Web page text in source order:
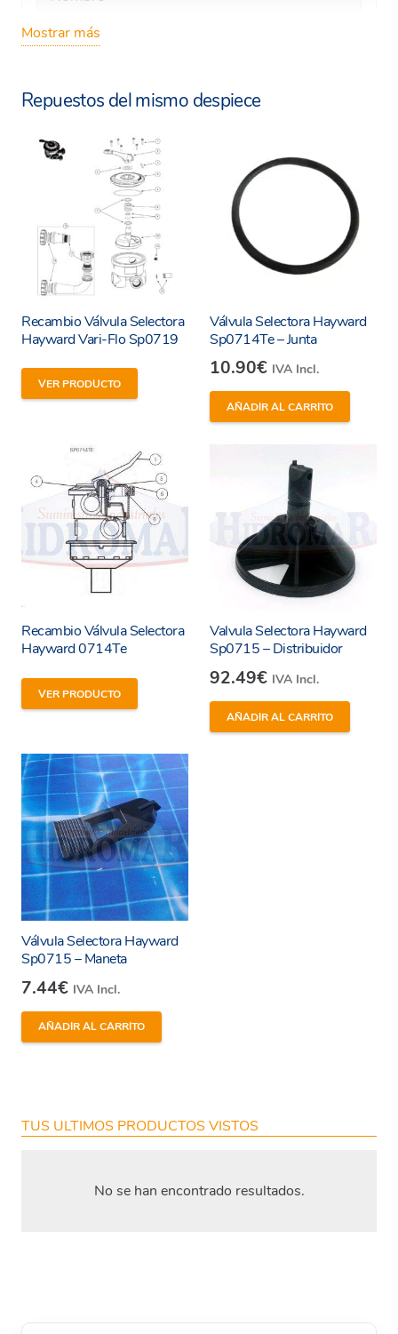
He leído y estoy de acuerdo con lostérminos y
condiciones y
política de privacidad de la web.
Enviar
Mostrar más
Repuestos del mismo despiece
Recambio Válvula Selectora
Hayward Vari-Flo Sp0719
VER PRODUCTO
Válvula Selectora Hayward
Sp0714Te – Junta
10.90€ IVA Incl.
AÑADIR AL CARRITO
Recambio Válvula Selectora
Hayward 0714Te
VER PRODUCTO
Valvula Selectora Hayward
Sp0715 – Distribuidor
92.49€ IVA Incl.
AÑADIR AL CARRITO
Válvula Selectora Hayward
Sp0715 – Maneta
7.44€ IVA Incl.
AÑADIR AL CARRITO
TUS ULTIMOS PRODUCTOS VISTOS
No se han encontrado resultados.